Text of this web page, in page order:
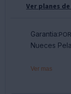
Ver planes
Garantia:
Nueces
Ver mas